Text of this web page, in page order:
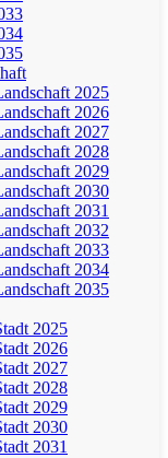
2025
2026
2027
2028
2029
2030
2031
2032
2033
2034
2035
2025
2026
2027
2028
2029
2030
2031